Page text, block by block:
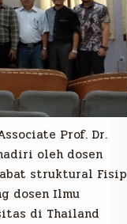
Prof. Dr.
oleh dosen
struktural Fisip
dosen Ilmu
di Thailand